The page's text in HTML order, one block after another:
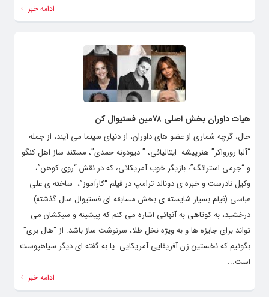
ادامه خبر
هیات داوران بخش اصلی ۷۸مین فستیوال کن
حال، گرچه شماری از عضو های داوران، از دنیای سینما می آیند، از جمله
“آلبا رورواکر” هنرپیشه ایتالیائی، ” دیودونه حمدی”، مستند ساز اهل کنگو
و “جرمی استرانگ”، بازیگر خوب آمریکائی، که در نقش “روی کوهن”،
وکیل نادرست و خبره ی دونالد ترامپ در فیلم “کارآموز”، ساخته ی علی
عباسی (فیلم بسیار شایسته ی بخش مسابقه ای فستیوال سال گذشته)
درخشید، به کوتاهی به آنهائی اشاره می کنم که پیشینه و سبکشان می
تواند برای جایزه ها و به ویژه نخل طلا، سرنوشت ساز باشد. از “هال بری”
بگوئیم که نخستین زن آفریقایی-آمریکایی یا به گفته ای دیگر سیاهپوست
است...
ادامه خبر